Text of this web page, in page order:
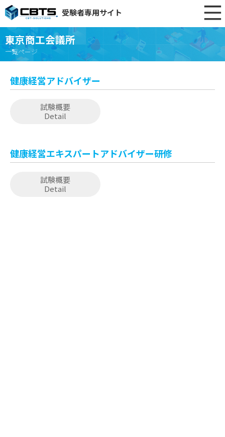
受験者専用サイト
東京商工会議所
一覧ページ
健康経営アドバイザー
試験概要
Detail
健康経営エキスパートアドバイザー研修
試験概要
Detail